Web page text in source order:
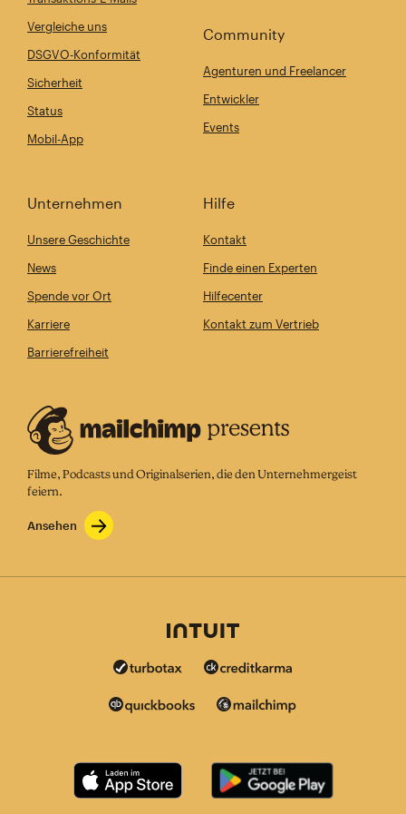
Vergleiche uns
DSGVO-Konformität
Sicherheit
Status
Mobil-App
Community
Agenturen und Freelancer
Entwickler
Events
Unternehmen
Unsere Geschichte
News
Spende vor Ort
Karriere
Barrierefreiheit
Hilfe
Kontakt
Finde einen Experten
Hilfecenter
Kontakt zum Vertrieb
Filme, Podcasts und Originalserien, die den Unternehmergeist
feiern.
Ansehen